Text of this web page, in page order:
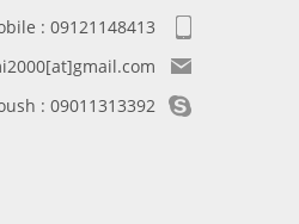
: 09121148413
: 09011313392